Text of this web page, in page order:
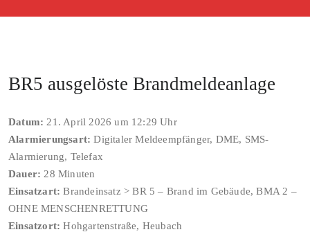
BR5 ausgelöste Brandmeldeanlage
Datum: 21. April 2026 um 12:29 Uhr
Alarmierungsart: Digitaler Meldeempfänger, DME, SMS-
Alarmierung, Telefax
Dauer: 28 Minuten
Einsatzart: Brandeinsatz > BR 5 – Brand im Gebäude, BMA 2 –
OHNE MENSCHENRETTUNG
Einsatzort: Hohgartenstraße, Heubach